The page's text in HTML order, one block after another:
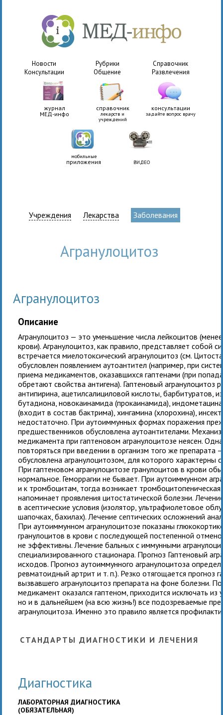
Новости Рубрики
Справочник
Консультации
Общение Развлечения
журнал
МЕД-инфо
справочник
лекарств и
учреждений
консультации
задайте вопрос врачу
мобильные
приложения ВИДЕО
Учреждения Лекарства Заболевания
агранулоцитоз
Агранулоцитоз
Описание
Агранулоцитоз — это уменьшение числа лейкоцитов
крови). Агранулоцитоз, как правило, представляет
встречается миелотоксический агранулоцитоз (см.
обусловлен появлением аутоантител (например, при
приема медикаментов, оказавшихся гаптенами (при
обретают свойства антигена). Гаптеновый
антипирина, ацетилсалициловой кислоты, барбитуратов,
бутадиона, новокаинамида (прокаинамида),
(входит в состав бактрима), хингамина (хлорохина),
недостаточно. При аутоиммунных формах поражения
предшественников обусловлена аутоантителами.
медикамента при гаптеновом агранулоцитозе неясен.
повторяться при введении в организм того же препарата
обусловлена агранулоцитозом, для которого характерны
При гаптеновом агранулоцитозе гранулоцитов в крови
нормальное. Геморрагии не бывает. При аутоиммунном
и к тромбоцитам, тогда возникает
напоминает проявления цитостатической болезни.
в асептические условия (изолятор, ультрафиолетовое
шапочках, бахилах). Лечение септических осложнений
При аутоиммунном агранулоцитозе показаны
гранулоцитов в крови с последующей постепенной
не эффективны. Лечение бальных с иммунными
специализированного стационара. Прогноз Гаптеновый
исходов. Прогноз аутоиммунного агранулоцитоза
ревматоидный артрит и т. п.). Резко отягощается прогноз
вызвавшего агранулоцитоз препарата на фоне болезни.
медикамент оказался гаптеном, приходится исключать
но и в дальнейшем (на всю жизнь!) все подозреваемые
агранулоцитоза. Именно это правило является
СТАНДАРТЫ ДИАГНОСТИКИ И ЛЕЧЕНИЯ
Диагностика
ЛАБОРАТОРНАЯ ДИАГНОСТИКА
(ОБЯЗАТЕЛЬНАЯ)